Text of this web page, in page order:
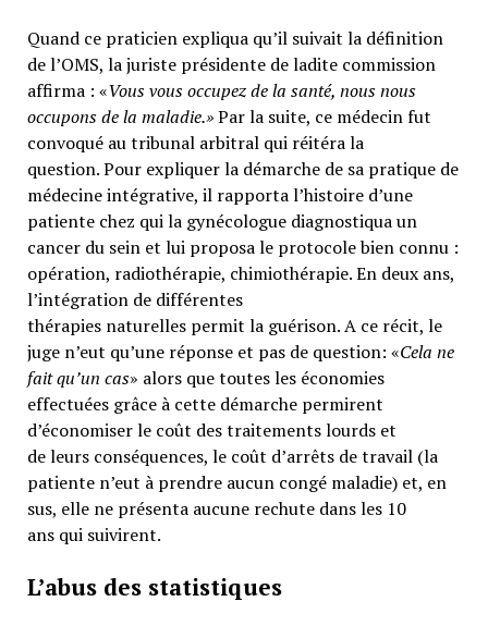
Quand ce praticien expliqua qu’il suivait la définition
de l’OMS, la juriste présidente de ladite commission
affirma : «Vous vous occupez de la santé, nous nous
occupons de la maladie.»Par la suite, ce médecin fut
convoqué au tribunal arbitral qui réitéra la
question. Pour expliquer la démarche de sa pratique de
médecine intégrative, il rapporta l’histoire d’une
patiente chez qui la gynécologue diagnostiqua un
cancer du sein et lui proposa le protocole bien connu :
opération, radiothérapie, chimiothérapie. En deux ans,
l’intégration de différentes
thérapies naturelles permit la guérison. A ce récit, le
juge n’eut qu’une réponse et pas de question: «Cela ne
fait qu’un cas» alors que toutes les économies
effectuées grâce à cette démarche permirent
d’économiser le coût des traitements lourds et
de leurs conséquences, le coût d’arrêts de travail (la
patiente n’eut à prendre aucun congé maladie) et, en
sus, elle ne présenta aucune rechute dans les 10
ans qui suivirent.
L’abus des statistiques